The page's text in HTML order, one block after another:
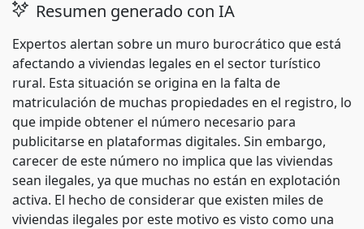
Resumen generado con IA
Expertos alertan sobre un muro burocrático que está
afectando a viviendas legales en el sector turístico
rural. Esta situación se origina en la falta de
matriculación de muchas propiedades en el registro, lo
que impide obtener el número necesario para
publicitarse en plataformas digitales. Sin embargo,
carecer de este número no implica que las viviendas
sean ilegales, ya que muchas no están en explotación
activa. El hecho de considerar que existen miles de
viviendas ilegales por este motivo es visto como una